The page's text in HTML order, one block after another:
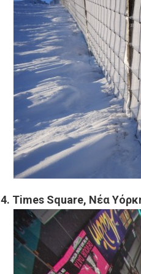
4. Times Square, Νέα